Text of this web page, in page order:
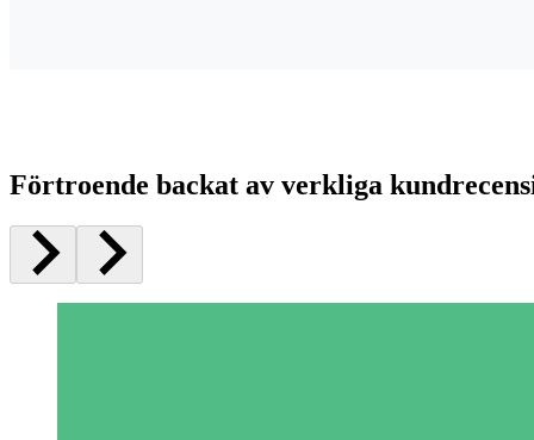
Förtroende backat av verkliga